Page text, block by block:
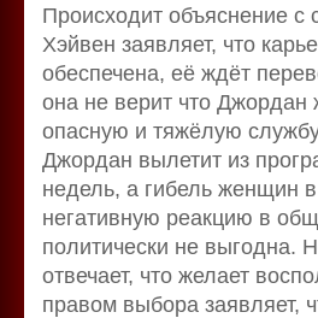
Происходит объяснение с
Хэйвен заявляет, что
обеспечена, её ждёт
она не верит что Джордан
опасную и тяжёлую
Джордан вылетит из
недель, а гибель женщин
негативную реакцию в
политически не выгодна.
отвечает, что желает
правом выбора заявляет,